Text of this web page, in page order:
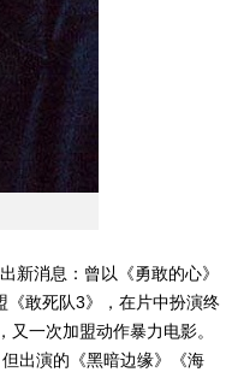
消息：曾以《勇敢的心》
《敢死队3》，在片中扮演终
一次加盟动作暴力电影。
出演的《黑暗边缘》《海